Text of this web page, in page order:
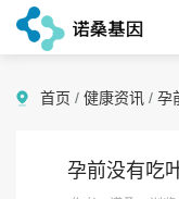
首页 / 健康资讯 / 孕
孕前没有吃